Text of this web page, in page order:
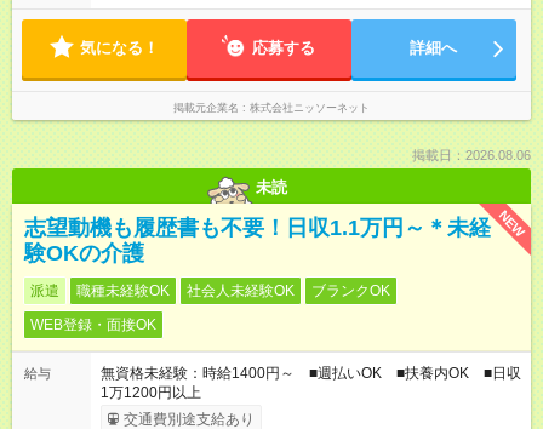
気になる！ 応募する 詳細へ
掲載元企業名 株式会社ニッソーネット
掲載日：2026.08.06
未読
NEW
志望動機も履歴書も不要！日収1.1万円～＊未経
験OKの介護
派遣 職種未経験OK 社会人未経験OK
ブランクOK
WEB登録・面接OK
給与
無資格未経験：時給1400円～ ■週払いOK ■扶養内OK ■日収
1万1200円以上
交通費別途支給あり